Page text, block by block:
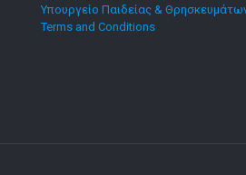
Υπουργείο Παιδείας &
Terms and Conditions